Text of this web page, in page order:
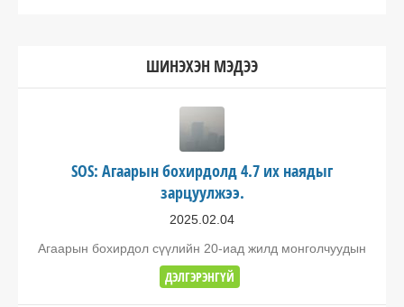
ШИНЭХЭН МЭДЭЭ
SOS: Агаарын бохирдолд 4.7 их наядыг
зарцуулжээ.
2025.02.04
Агаарын бохирдол сүүлийн 20-иад жилд монголчуудын
ДЭЛГЭРЭНГҮЙ